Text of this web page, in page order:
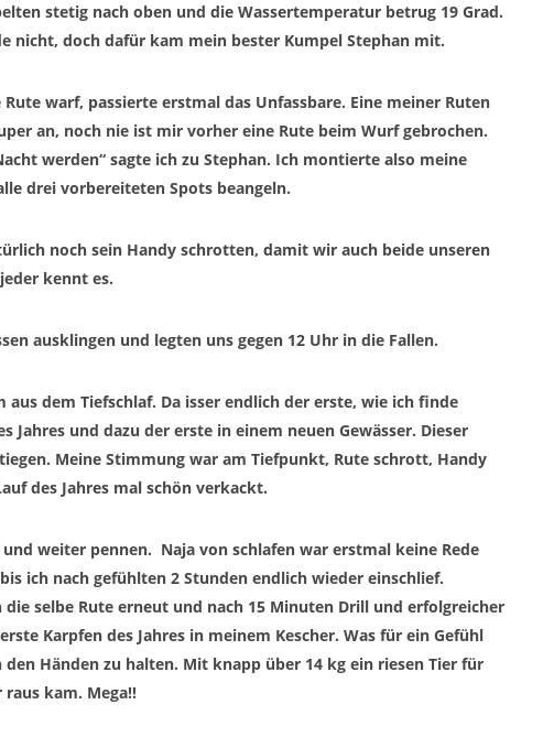
stetig nach oben und die Wassertemperatur betrug 19 Grad.
nicht, doch dafür kam mein bester Kumpel Stephan mit.
Rute warf, passierte erstmal das Unfassbare. Eine meiner Ruten
an, noch nie ist mir vorher eine Rute beim Wurfgebrochen.
werden“ sagte ich zu Stephan. Ich montierte also meine
drei vorbereiteten Spots beangeln.
noch sein Handy schrotten, damit wir auch beide unseren
kennt es.
ausklingen und legten uns gegen 12 Uhr in die Fallen.
aus dem Tiefschlaf. Da isser endlich der erste, wie ich finde
Jahres und dazu der erste in einem neuen Gewässer. Dieser
Meine Stimmung war am Tiefpunkt, Rute schrott, Handy
des Jahres mal schön verkackt.
weiter pennen. Naja von schlafen war erstmal keine Rede
ich nach gefühlten 2 Stunden endlich wieder einschlief.
selbe Rute erneut und nach 15 Minuten Drill und erfolgreicher
Karpfen des Jahres in meinem Kescher. Was für ein Gefühl
den Händen zu halten. Mit knapp über 14 kg ein riesen Tier für
raus kam. Mega!!